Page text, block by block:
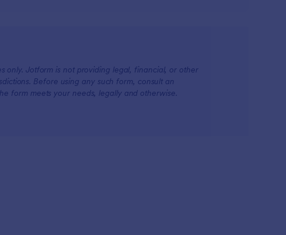
only. Jotform is not providing legal, financial, or other
Before using any such form, consult an
form meets your needs, legally and otherwise.